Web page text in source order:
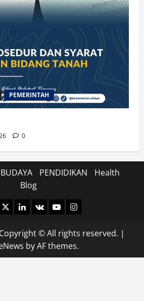
PEMERINTAH
0
PENDIDIKAN
Health
Blog
TwitterLinkedin
VK YoutubeInstagram
© All rights reserved. |
by AF themes.